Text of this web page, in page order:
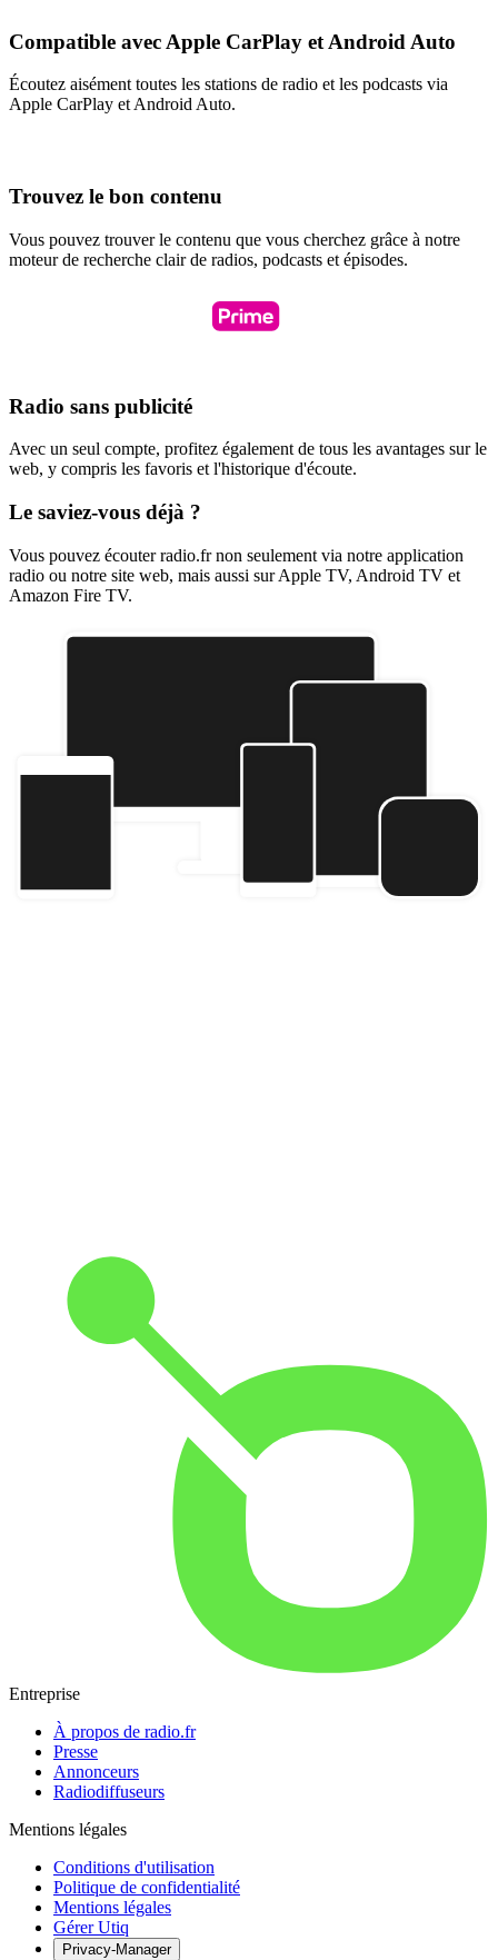
Compatible avec Apple CarPlay et Android Auto
Écoutez aisément toutes les stations de radio et les podcasts via
Apple CarPlay et Android Auto.
Trouvez le bon contenu
Vous pouvez trouver le contenu que vous cherchez grâce à notre
moteur de recherche clair de radios, podcasts et épisodes.
Radio sans publicité
Avec un seul compte, profitez également de tous les avantages sur le
web, y compris les favoris et l'historique d'écoute.
Le saviez-vous déjà ?
Vous pouvez écouter radio.fr non seulement via notre application
radio ou notre site web, mais aussi sur Apple TV, Android TV et
Amazon Fire TV.
Entreprise
À propos de radio.fr
Presse
Annonceurs
Radiodiffuseurs
Mentions légales
Conditions d'utilisation
Politique de confidentialité
Mentions légales
Gérer Utiq
Privacy-Manager